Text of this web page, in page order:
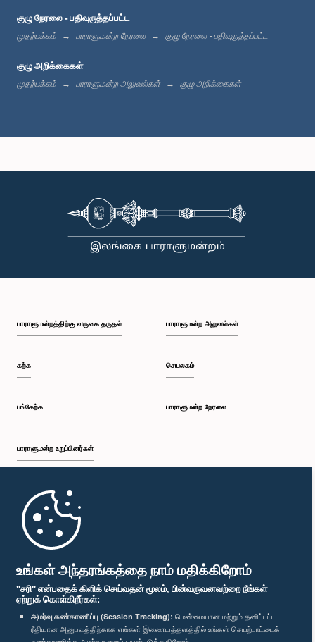
உங்கள் அந்தரங்கத்தை நாம் மதிக்கிறோம்
"சரி" என்பதைக் கிளிக் செய்வதன் மூலம், பின்வருவனவற்றை நீங்கள்
ஏற்றுக் கொள்கிறீர்கள்:
அமர்வு கண்காணிப்பு (Session Tracking): மென்மையான மற்றும் தனிப்பட்ட
ரீதியான அனுபவத்திற்காக எங்கள் இணையத்தளத்தில் உங்கள் செயற்பாட்டைக்
கௌரவ (செல்வி) கிருஷ்ணன் கலைச்செல்வி, பா.உ.
உறுப்பினர்
உறுப்பினர்
கௌரவ (திருமதி) சட்டத்தரணி துஷாரி ஜயசிங்ஹ, பா.உ.
உறுப்பினர்
குழு நேரலை - பதிவுருத்தப்பட்ட
முதற்பக்கம் பாராளுமன்ற நேரலை குழு நேரலை - பதிவுருத்தப்பட்ட
குழு அறிக்கைகள்
முதற்பக்கம் பாராளுமன்ற அலுவல்கள் குழு அறிக்கைகள்
பாராளுமன்றத்திற்கு வருகை தருதல்
கற்க
பங்கேற்க
பாராளுமன்ற உறுப்பினர்கள்
முதற்பக்கம்
பாராளுமன்ற அலுவல்கள்
செயலகம்
பாராளுமன்ற நேரலை
பாராளுமன்ற கையடக்க செயலி
எம்மை பின்தொடர்க :